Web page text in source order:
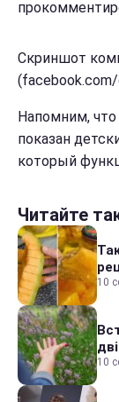
Скриншот
(facebook.com/
Напомним,
показан
который
Читайте
10
10